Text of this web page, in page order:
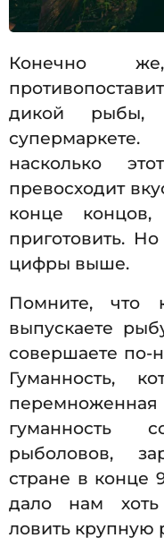
Конечно
дикой
насколько
превосходит
конце
приготовить.
цифры выше.
Помните, что
выпускаете
совершаете по-
Гуманность,
гуманность
рыболовов,
стране в конце
дало нам хоть
ловить крупную